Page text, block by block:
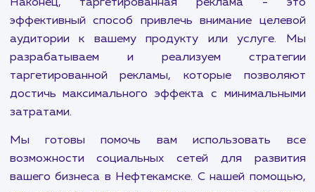
достижения наилучших результатов. Это
включать в себя организацию рекламных
проведение конкурсов и акций,
уникального контента и многое другое.
Создание и ведение групп в социальных сетях
важная часть нашей работы. Мы
профессиональные и привлекательные
которые полностью отвечают требованиям
бренда. Мы занимаемся